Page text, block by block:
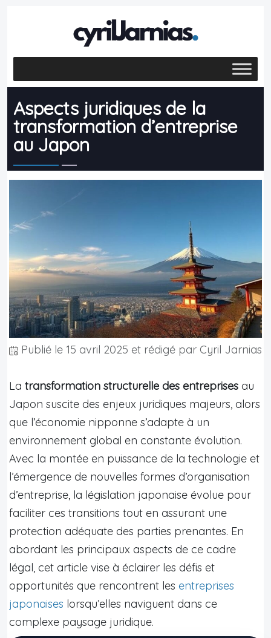
Aspects juridiques de la
transformation d’entreprise
au Japon
Publié le 15 avril 2025 et rédigé par Cyril Jarnias
La transformation structurelle des entreprises au
Japon suscite des enjeux juridiques majeurs, alors
que l’économie nipponne s’adapte à un
environnement global en constante évolution.
Avec la montée en puissance de la technologie et
l’émergence de nouvelles formes d’organisation
d’entreprise, la législation japonaise évolue pour
faciliter ces transitions tout en assurant une
protection adéquate des parties prenantes. En
abordant les principaux aspects de ce cadre
légal, cet article vise à éclairer les défis et
opportunités que rencontrent les entreprises
japonaises lorsqu’elles naviguent dans ce
complexe paysage juridique.